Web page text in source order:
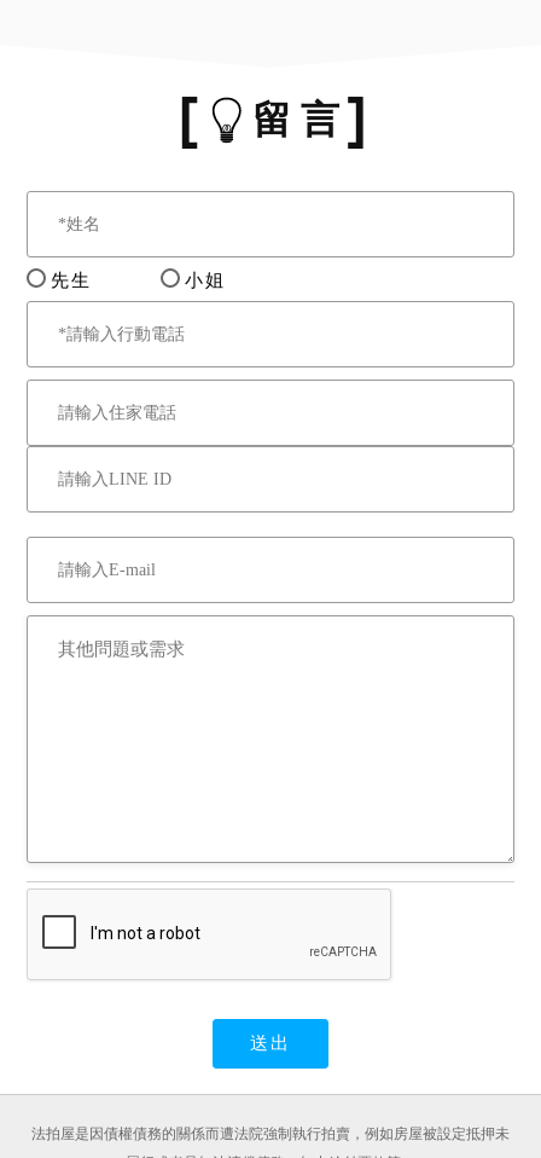
留 言
先生 小姐
法拍屋是因債權債務的關係而遭法院強制執行拍賣，例如房屋被設定抵押未